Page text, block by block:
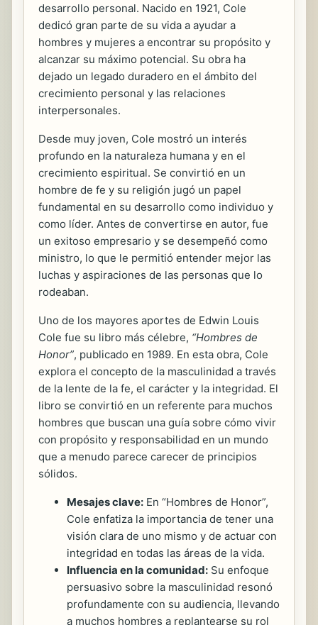
desarrollo personal. Nacido en 1921, Cole
dedicó gran parte de su vida a ayudar a
hombres y mujeres a encontrar su propósito y
alcanzar su máximo potencial. Su obra ha
dejado un legado duradero en el ámbito del
crecimiento personal y las relaciones
interpersonales.
Desde muy joven, Cole mostró un interés
profundo en la naturaleza humana y en el
crecimiento espiritual. Se convirtió en un
hombre de fe y su religión jugó un papel
fundamental en su desarrollo como individuo y
como líder. Antes de convertirse en autor, fue
un exitoso empresario y se desempeñó como
ministro, lo que le permitió entender mejor las
luchas y aspiraciones de las personas que lo
rodeaban.
Uno de los mayores aportes de Edwin Louis
Cole fue su libro más célebre, “Hombres de
Honor”, publicado en 1989. En esta obra, Cole
explora el concepto de la masculinidad a través
de la lente de la fe, el carácter y la integridad. El
libro se convirtió en un referente para muchos
hombres que buscan una guía sobre cómo vivir
con propósito y responsabilidad en un mundo
que a menudo parece carecer de principios
sólidos.
Mesajes clave: En “Hombres de Honor”,
Cole enfatiza la importancia de tener una
visión clara de uno mismo y de actuar con
integridad en todas las áreas de la vida.
Influencia en la comunidad: Su enfoque
persuasivo sobre la masculinidad resonó
profundamente con su audiencia, llevando
a muchos hombres a replantearse su rol